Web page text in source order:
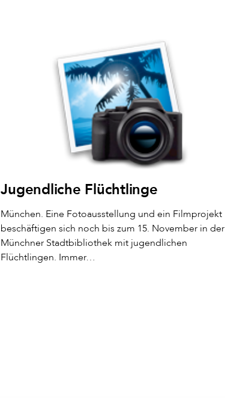
Jugendliche Flüchtlinge
München. Eine Fotoausstellung und ein Filmprojekt
beschäftigen sich noch bis zum 15. November in der
Münchner Stadtbibliothek mit jugendlichen
Flüchtlingen. Immer…